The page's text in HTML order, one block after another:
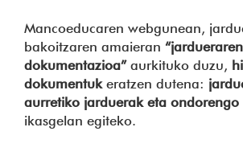
Mancoeducaren webgunean,
bakoitzaren amaieran “jardueraren
dokumentazioa” aurkituko duzu,
dokumentukeratzen dutena:
aurretiko jarduerak eta
ikasgelan egiteko.